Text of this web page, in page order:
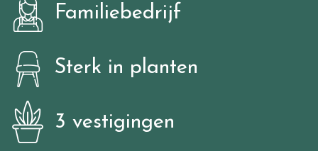
Familiebedrijf
Sterk in planten
3 vestigingen